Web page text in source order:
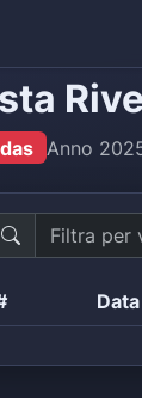
Anno